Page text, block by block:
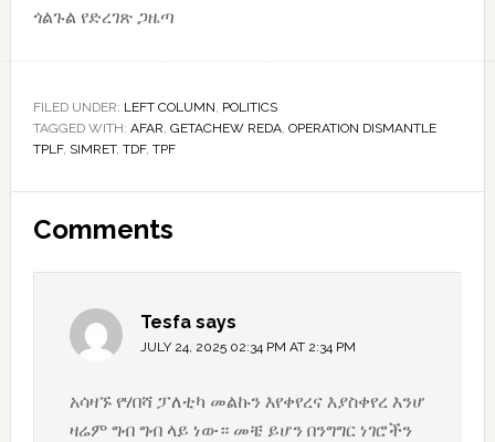
ጎልጉል የድረገጽ ጋዜጣ
FILED UNDER: LEFT COLUMN, POLITICS
TAGGED WITH: AFAR, GETACHEW REDA, OPERATION DISMANTLE
TPLF, SIMRET, TDF, TPF
Interactions
Comments
Tesfa says
JULY 24, 2025 02:34 PM AT 2:34 PM
አሳዛኙ የሃበሻ ፓለቲካ መልኩን እየቀየረና እያስቀየረ እንሆ
ዛሬም ግብ ግብ ላይ ነው። መቼ ይሆን በንግግር ነገሮችን